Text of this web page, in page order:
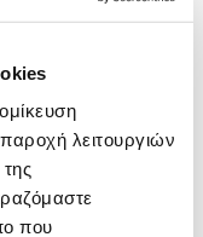
λειτουργιών
που
του Ταμείου
του
Χρηματοδότησης